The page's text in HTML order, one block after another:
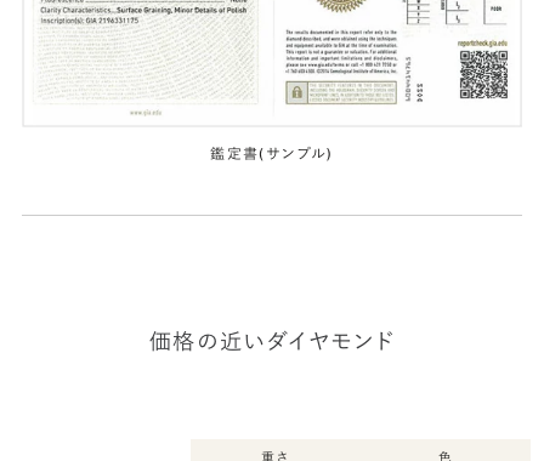
鑑定書(サンプル)
価格の近いダイヤモンド
重さ 色